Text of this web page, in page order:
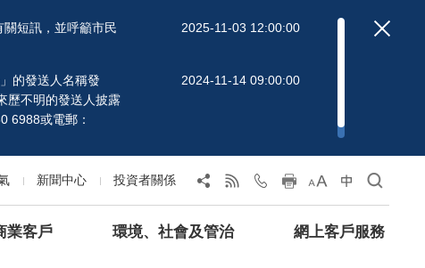
短訊，並呼籲市民
2025-11-03 12:00:00
的發送人名稱發
歷不明的發送人披露
6988或電郵：
2024-11-14 09:00:00
新聞中心 投資者關係
業客戶 環境、社會及管治 網上客戶服務